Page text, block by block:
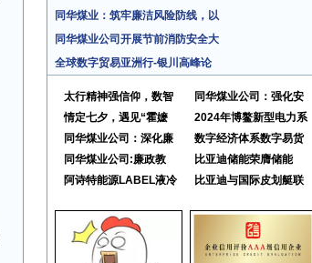
同华煤业：筑牢廉洁风险防线，以
同华煤业公司开展节前消防安全大
全球数字贸易亚洲行-银川高峰论
太行精神强信仰，数智
同华煤业公司：强化安
情定七夕，遇见“霍嬷
2024年博鳌新型电力系
同华煤业公司：深化廉
数字经济体系数字易货
同华煤业公司:廉政教
比亚迪储能荣膺储能
阿诗特能源LABEL液冷
比亚迪与国际皮划艇联